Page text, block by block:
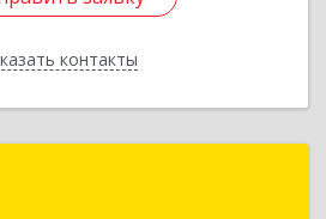
контакты
Назад